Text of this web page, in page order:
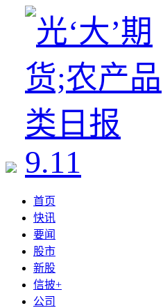
首页
快讯
要闻
股市
新股
信披+
公司